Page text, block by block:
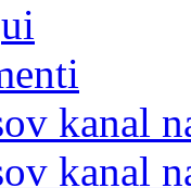
kanal
kanal